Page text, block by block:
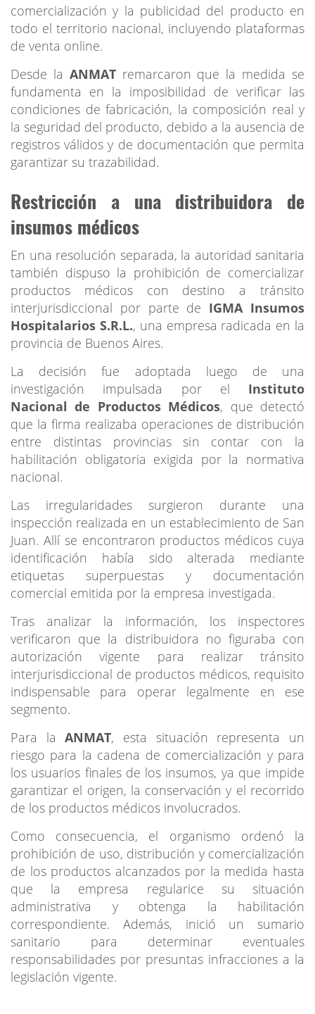
comercialización y la publicidad del producto en
todo el territorio nacional, incluyendo plataformas
de venta online.
Desde la ANMATremarcaron que la medida se
fundamenta en la imposibilidad de verificar las
condiciones de fabricación, la composición real y
la seguridad del producto, debido a la ausencia de
registros válidos y de documentación que permita
garantizar su trazabilidad.
Restricción a una distribuidora de
insumos médicos
En una resolución separada, la autoridad sanitaria
también dispuso la prohibición de comercializar
productos médicos con destino a tránsito
interjurisdiccional por parte de IGMA Insumos
Hospitalarios S.R.L., una empresa radicada en la
provincia de Buenos Aires.
La decisión fue adoptada luego de una
investigación impulsada por el Instituto
Nacional de Productos Médicos, que detectó
que la firma realizaba operaciones de distribución
entre distintas provincias sin contar con la
habilitación obligatoria exigida por la normativa
nacional.
Las irregularidades surgieron durante una
inspección realizada en un establecimiento de San
Juan. Allí se encontraron productos médicos cuya
identificación había sido alterada mediante
etiquetas superpuestas y documentación
comercial emitida por la empresa investigada.
Tras analizar la información, los inspectores
verificaron que la distribuidora no figuraba con
autorización vigente para realizar tránsito
interjurisdiccional de productos médicos, requisito
indispensable para operar legalmente en ese
segmento.
Para laANMAT, esta situación representa un
riesgo para la cadena de comercialización y para
los usuarios finales de los insumos, ya que impide
garantizar el origen, la conservación y el recorrido
de los productos médicos involucrados.
Como consecuencia, el organismo ordenó la
prohibición de uso, distribución y comercialización
de los productos alcanzados por la medida hasta
que la empresa regularice su situación
administrativa y obtenga la habilitación
correspondiente. Además, inició un sumario
sanitario para determinar eventuales
responsabilidades por presuntas infracciones a la
legislación vigente.